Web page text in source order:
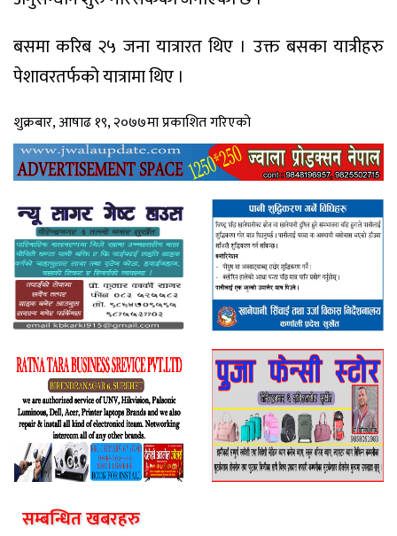
बसमा करिब २५ जना यात्रारत थिए । उक्त बसका यात्रीहरु
पेशावरतर्फको यात्रामा थिए ।
शुक्रबार, आषाढ १९, २०७७मा प्रकाशित गरिएको
सम्बन्धित खबरहरु